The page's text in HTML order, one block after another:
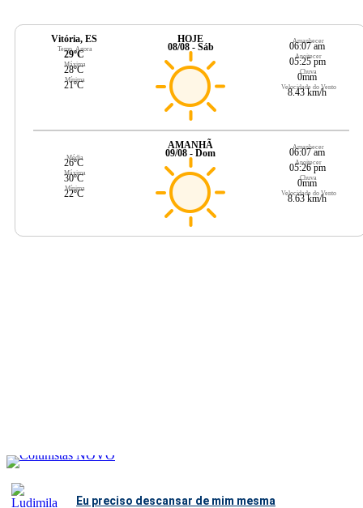
Vitória, ES
Temp. Agora
29ºC
Máxima
28ºC
Mínima
21ºC
HOJE
08/08 - Sáb
Amanhecer
06:07 am
Anoitecer
05:25 pm
Chuva
0mm
Velocidade do Vento
8.43 km/h
Média
26ºC
Máxima
30ºC
Mínima
22ºC
AMANHÃ
09/08 - Dom
Amanhecer
06:07 am
Anoitecer
05:26 pm
Chuva
0mm
Velocidade do Vento
8.63 km/h
Eu preciso descansar de mim mesma